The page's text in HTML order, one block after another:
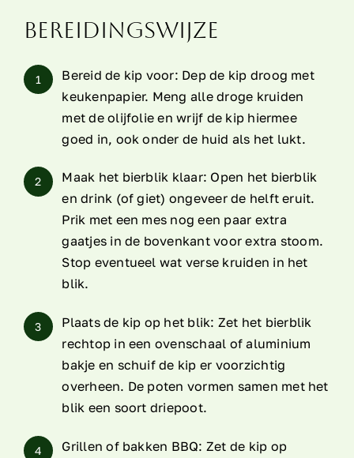
Bereidingswijze
1
Bereid de kip voor: Dep de kip droog met
keukenpapier. Meng alle droge kruiden
met de olijfolie en wrijf de kip hiermee
goed in, ook onder de huid als het lukt.
2
Maak het bierblik klaar: Open het bierblik
en drink (of giet) ongeveer de helft eruit.
Prik met een mes nog een paar extra
gaatjes in de bovenkant voor extra stoom.
Stop eventueel wat verse kruiden in het
blik.
3
Plaats de kip op het blik: Zet het bierblik
rechtop in een ovenschaal of aluminium
bakje en schuif de kip er voorzichtig
overheen. De poten vormen samen met het
blik een soort driepoot.
4
Grillen of bakken BBQ: Zet de kip op